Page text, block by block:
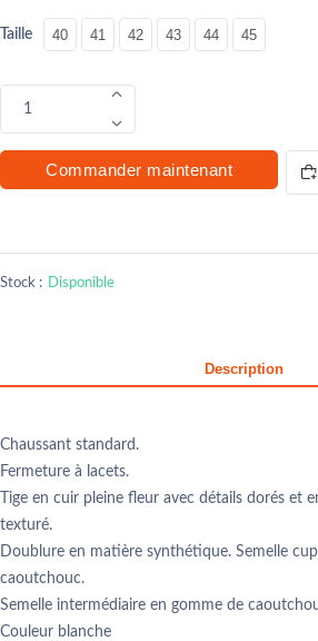
Taille 40 41 42 43 44 45
1
Commander maintenant
Stock : Disponible
Description
Chaussant standard.
Fermeture à lacets.
Tige en cuir pleine fleur avec détails dorés et
texturé.
Doublure en matière synthétique. Semelle
caoutchouc.
Semelle intermédiaire en gomme de
Couleur blanche